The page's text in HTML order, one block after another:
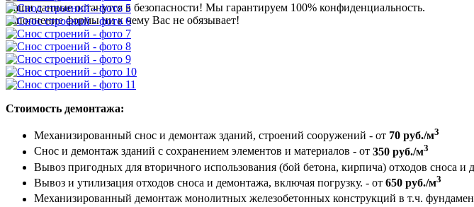
Ваши данные останутся в безопасности! Мы гарантируем 100% конфиденциальность.
Заполнение формы ни к чему Вас не обязывает!
Стоимость демонтажа:
Механизированный снос и демонтаж зданий, строений сооружений - от 70 руб./м3
Снос и демонтаж зданий с сохранением элементов и материалов - от 350 руб./м3
Вывоз пригодных для вторичного использования (бой бетона, кирпича) отходов сноса и
Вывоз и утилизация отходов сноса и демонтажа, включая погрузку. - от 650 руб./м3
Механизированный демонтаж монолитных железобетонных конструкций в т.ч.